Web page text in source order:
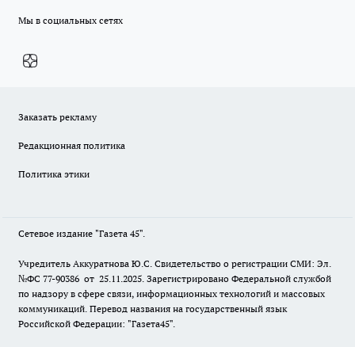
Мы в социальных сетях
Заказать рекламу
Редакционная политика
Политика этики
Сетевое издание "Газета 45".
Учредитель Аккуратнова Ю.С. Свидетельство о регистрации СМИ: Эл.
№ФС 77-90386 от 25.11.2025. Зарегистрировано Федеральной службой
по надзору в сфере связи, информационных технологий и массовых
коммуникаций. Перевод названия на государственный язык
Российской Федерации: "Газета45".